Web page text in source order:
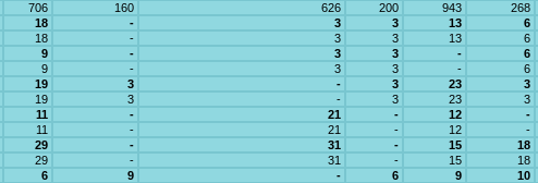
706 160 626 200 943 268
18 - 3 3 13 6
18 - 3 3 13 6
9 - 3 3 - 6
9 - 3 3 - 6
19 3 - 3 23 3
19 3 - 3 23 3
11 - 21 - 12 -
11 - 21 - 12 -
29 - 31 - 15 18
29 - 31 - 15 18
6 9 - 6 9 10